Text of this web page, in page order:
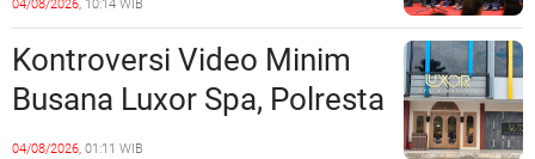
Sinergi dengan Pemko
Batam
04/08/2026, 10:14 WIB
Kontroversi Video Minim
Busana Luxor Spa, Polresta
Barelang Usut Tuntas
04/08/2026, 01:11 WIB